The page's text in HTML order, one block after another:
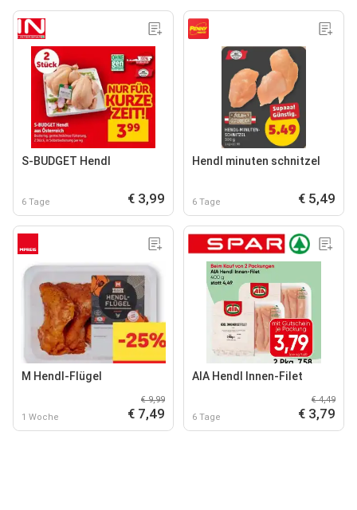
S-BUDGET Hendl
6 Tage € 3,99
Hendl minuten schnitzel
6 Tage € 5,49
M Hendl-Flügel
1 Woche
€ 9,99
€ 7,49
AIA Hendl Innen-Filet
6 Tage
€ 4,49
€ 3,79